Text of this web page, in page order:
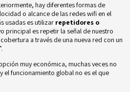
hay diferentes formas de
o alcance de las redes wifi en el
usadas es utilizar repetidores o
principal es repetir la señal de nuestro
a través de una nueva red con un
muy económica, muchas veces no
el funcionamiento global no es el que